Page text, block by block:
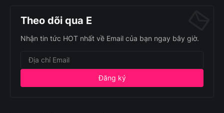
Theo dõi qua E
Nhận tin tức HOT nhất về Email của bạn ngay bây giờ.